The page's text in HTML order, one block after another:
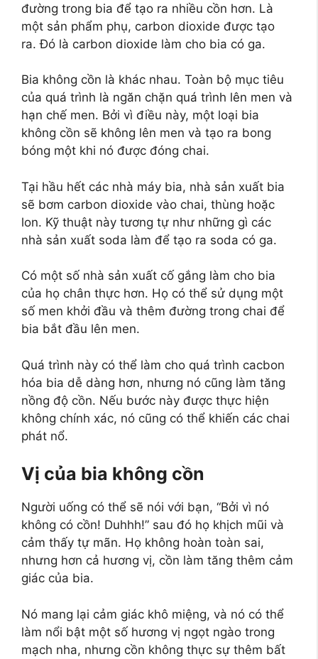
đường trong bia để tạo ra nhiều cồn hơn. Là
một sản phẩm phụ, carbon dioxide được tạo
ra. Đó là carbon dioxide làm cho bia có ga.
Bia không cồn là khác nhau. Toàn bộ mục tiêu
của quá trình là ngăn chặn quá trình lên men và
hạn chế men. Bởi vì điều này, một loại bia
không cồn sẽ không lên men và tạo ra bong
bóng một khi nó được đóng chai.
Tại hầu hết các nhà máy bia, nhà sản xuất bia
sẽ bơm carbon dioxide vào chai, thùng hoặc
lon. Kỹ thuật này tương tự như những gì các
nhà sản xuất soda làm để tạo ra soda có ga.
Có một số nhà sản xuất cố gắng làm cho bia
của họ chân thực hơn. Họ có thể sử dụng một
số men khởi đầu và thêm đường trong chai để
bia bắt đầu lên men.
Quá trình này có thể làm cho quá trình cacbon
hóa bia dễ dàng hơn, nhưng nó cũng làm tăng
nồng độ cồn. Nếu bước này được thực hiện
không chính xác, nó cũng có thể khiến các chai
phát nổ.
Vị của bia không cồn
Người uống có thể sẽ nói với bạn, “Bởi vì nó
không có cồn! Duhhh!” sau đó họ khịch mũi và
cảm thấy tự mãn. Họ không hoàn toàn sai,
nhưng hơn cả hương vị, cồn làm tăng thêm cảm
giác của bia.
Nó mang lại cảm giác khô miệng, và nó có thể
làm nổi bật một số hương vị ngọt ngào trong
mạch nha, nhưng cồn không thực sự thêm bất